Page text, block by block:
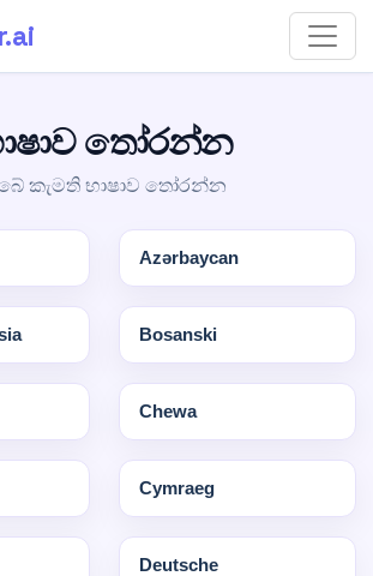
.ai
තෝරන්න
කැමති භාෂාව තෝරන්න
Azərbaycan
Bosanski
Chewa
Cymraeg
Deutsche